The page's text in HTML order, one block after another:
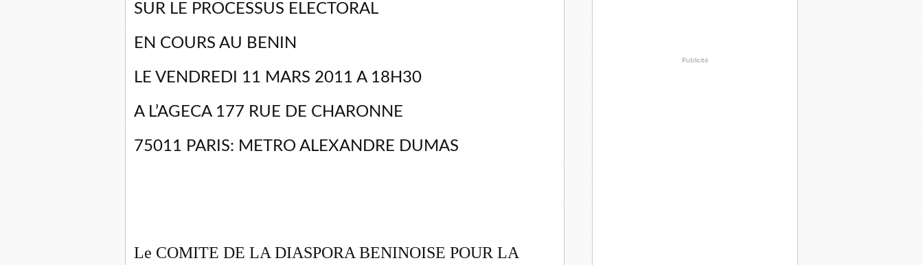
SUR LE PROCESSUS ELECTORAL
EN COURS AU BENIN
LE VENDREDI 11 MARS 2011 A 18H30
A L’AGECA 177 RUE DE CHARONNE
75011 PARIS: METRO ALEXANDRE DUMAS
Le COMITE DE LA DIASPORA BENINOISE POUR LA
Publicité